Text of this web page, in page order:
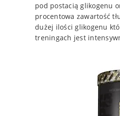
pod postacią glikogenu
procentowa zawartość
dużej ilości glikogenu
treningach jest